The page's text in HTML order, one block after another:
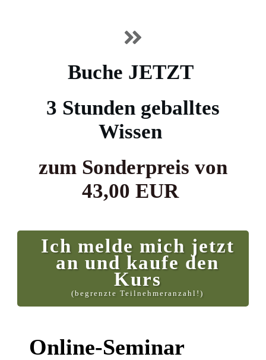
Buche JETZT
3 Stunden geballtes
Wissen
zum Sonderpreis von
43,00 EUR
Ich melde mich jetzt
an und kaufe den
Kurs
(begrenzte Teilnehmeranzahl!)
Online-Seminar